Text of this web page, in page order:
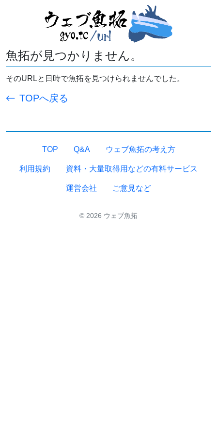
魚拓が見つかりません。
そのURLと日時で魚拓を見つけられませんでした。
TOPへ戻る
TOP Q&A ウェブ魚拓の考え方
利用規約 資料・大量取得用などの有料サービス
運営会社 ご意見など
© 2026 ウェブ魚拓